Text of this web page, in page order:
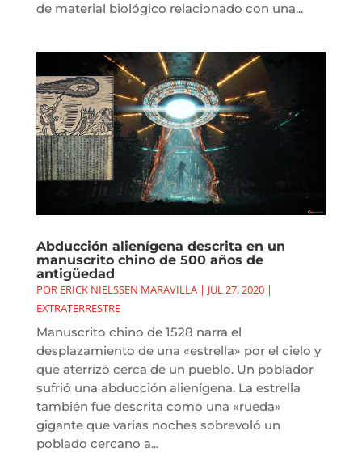
de material biológico relacionado con una...
Abducción alienígena descrita en un
manuscrito chino de 500 años de
antigüedad
POR ERICK NIELSSEN MARAVILLA| JUL 27, 2020|
EXTRATERRESTRE
Manuscrito chino de 1528 narra el
desplazamiento de una «estrella» por el cielo y
que aterrizó cerca de un pueblo. Un poblador
sufrió una abducción alienígena. La estrella
también fue descrita como una «rueda»
gigante que varias noches sobrevoló un
poblado cercano a...